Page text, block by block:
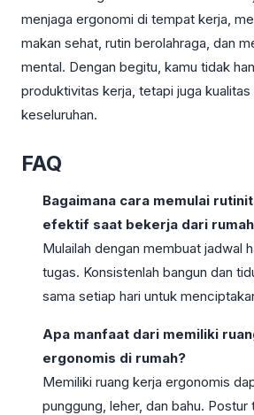
menjaga ergonomi di tempat kerja,
makan sehat, rutin berolahraga, dan
mental. Dengan begitu, kamu tidak
produktivitas kerja, tetapi juga
keseluruhan.
FAQ
Bagaimana cara memulai
efektif saat bekerja dari
Mulailah dengan membuat jadwal
tugas. Konsistenlah bangun dan
sama setiap hari untuk
Apa manfaat dari memiliki
ergonomis di rumah?
Memiliki ruang kerja ergonomis
punggung, leher, dan bahu. Postur